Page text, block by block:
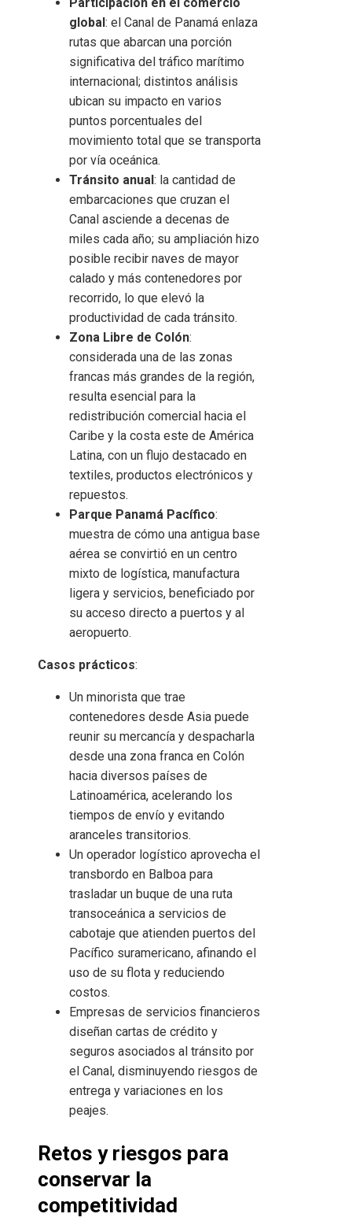
Participación en el comercio
global : el Canal de Panamá enlaza
rutas que abarcan una porción
significativa del tráfico marítimo
internacional; distintos análisis
ubican su impacto en varios
puntos porcentuales del
movimiento total que se transporta
por vía oceánica.
Tránsito anual : la cantidad de
embarcaciones que cruzan el
Canal asciende a decenas de
miles cada año; su ampliación hizo
posible recibir naves de mayor
calado y más contenedores por
recorrido, lo que elevó la
productividad de cada tránsito.
Zona Libre de Colón:
considerada una de las zonas
francas más grandes de la región,
resulta esencial para la
redistribución comercial hacia el
Caribe y la costa este de América
Latina, con un flujo destacado en
textiles, productos electrónicos y
repuestos.
Parque Panamá Pacífico:
muestra de cómo una antigua base
aérea se convirtió en un centro
mixto de logística, manufactura
ligera y servicios, beneficiado por
su acceso directo a puertos y al
aeropuerto.
Casos prácticos:
Un minorista que trae
contenedores desde Asia puede
reunir su mercancía y despacharla
desde una zona franca en Colón
hacia diversos países de
Latinoamérica, acelerando los
tiempos de envío y evitando
aranceles transitorios.
Un operador logístico aprovecha el
transbordo en Balboa para
trasladar un buque de una ruta
transoceánica a servicios de
cabotaje que atienden puertos del
Pacífico suramericano, afinando el
uso de su flota y reduciendo
costos.
Empresas de servicios financieros
diseñan cartas de crédito y
seguros asociados al tránsito por
el Canal, disminuyendo riesgos de
entrega y variaciones en los
peajes.
Retos y riesgos para
conservar la
competitividad